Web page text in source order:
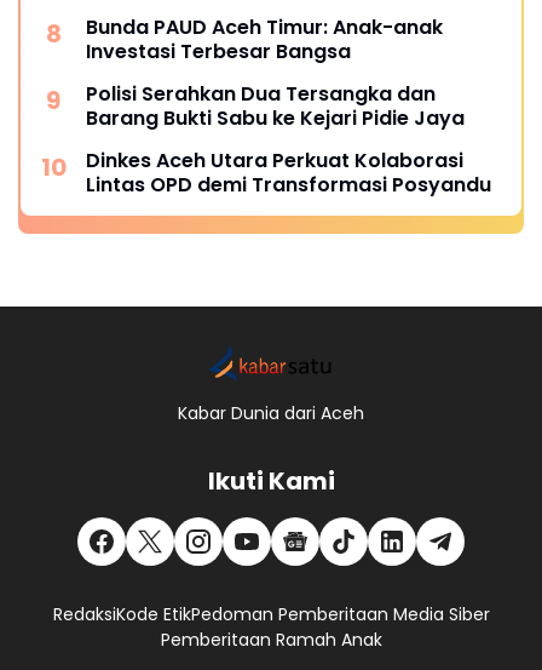
Bunda PAUD Aceh Timur: Anak-anak
Investasi Terbesar Bangsa
Polisi Serahkan Dua Tersangka dan
Barang Bukti Sabu ke Kejari Pidie Jaya
Dinkes Aceh Utara Perkuat Kolaborasi
Lintas OPD demi Transformasi Posyandu
Kabar Dunia dari Aceh
Ikuti Kami
RedaksiKode EtikPedoman Pemberitaan Media Siber
Pemberitaan Ramah Anak